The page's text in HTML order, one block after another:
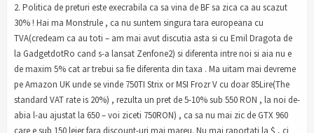
2. Politica de preturi este execrabila ca sa vina de BF sa zica ca au scazut
30% ! Hai ma Monstrule , ca nu suntem singura tara europeana cu
TVA(credeam ca au toti – am mai avut discutia asta si cu Emil Dragota de
la GadgetdotRo cand s-a lansat Zenfone2) si diferenta intre noi si aia nu e
de maxim 5% cat ar trebui sa fie diferenta din taxa . Ma uitam mai devreme
pe Amazon UK unde se vinde 750TI Strix or MSI Frozr V cu doar 85Lire(The
standard VAT rate is 20%) , rezulta un pret de 5-10% sub 550 RON , la noi de-
abia l-au ajustat la 650 – voi ziceti 750RON) , ca sa nu mai zic de GTX 960
care e sub 150 lejer fara discount-uri mai mareu. Nu mai raportati la $ , ci